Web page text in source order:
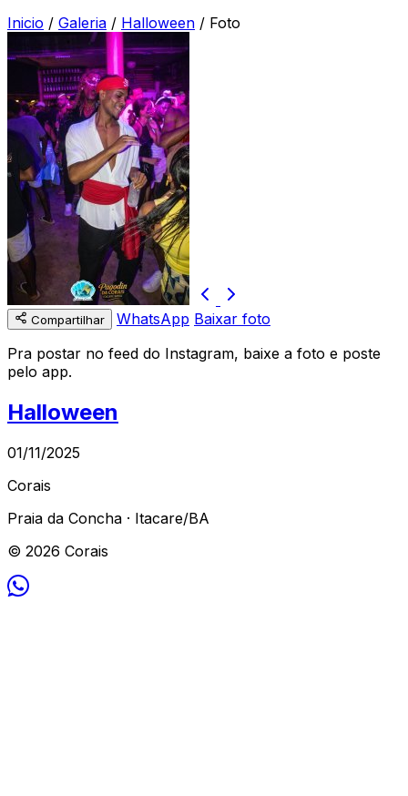
Inicio / Galeria / Halloween / Foto
Compartilhar WhatsApp Baixar foto
Pra postar no feed do Instagram, baixe a foto e poste
pelo app.
Halloween
01/11/2025
Corais
Praia da Concha · Itacare/BA
© 2026 Corais